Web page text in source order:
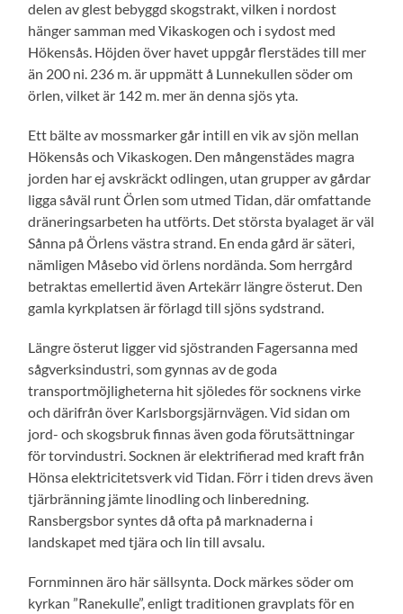
delen av glest bebyggd skogstrakt, vilken i nordost
hänger samman med Vikaskogen och i sydost med
Hökensås. Höjden över havet uppgår flerstädes till mer
än 200 ni. 236 m. är uppmätt å Lunnekullen söder om
örlen, vilket är 142 m. mer än denna sjös yta.
Ett bälte av mossmarker går intill en vik av sjön mellan
Hökensås och Vikaskogen. Den mångenstädes magra
jorden har ej avskräckt odlingen, utan grupper av gårdar
ligga såväl runt Örlen som utmed Tidan, där omfattande
dräneringsarbeten ha utförts. Det största byalaget är väl
Sånna på Örlens västra strand. En enda gård är säteri,
nämligen Måsebo vid örlens nordända. Som herrgård
betraktas emellertid även Artekärr längre österut. Den
gamla kyrkplatsen är förlagd till sjöns sydstrand.
Längre österut ligger vid sjöstranden Fagersanna med
sågverksindustri, som gynnas av de goda
transportmöjligheterna hit sjöledes för socknens virke
och därifrån över Karlsborgsjärnvägen. Vid sidan om
jord- och skogsbruk finnas även goda förutsättningar
för torvindustri. Socknen är elektrifierad med kraft från
Hönsa elektricitetsverk vid Tidan. Förr i tiden drevs även
tjärbränning jämte linodling och linberedning.
Ransbergsbor syntes då ofta på marknaderna i
landskapet med tjära och lin till avsalu.
Fornminnen äro här sällsynta. Dock märkes söder om
kyrkan ”Ranekulle”, enligt traditionen gravplats för en